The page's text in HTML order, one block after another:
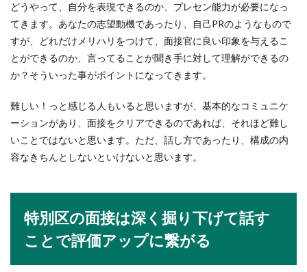
の？率先して電話出ると好印象
新入社員の人たちの中には、いつから会社の電話
対応をしたら良いのかわからない人もいますよ
ね。電話が苦手...
転勤が多い会社に勤めるのは大変！？
大切なのは家族の絆
どうやって、自分を表現できるのか、プレセン能力が必要になっ
てきます。あなたの志望動機であったり、自己PRのようなもので
すが、どれだけメリハリをつけて、面接官に良い印象を与えるこ
とができるのか、言ってることが聞き手に対して理解ができるの
か？そういった事がポイントになってきます。
難しい！っと感じる人もいると思いますが、基本的なコミュニケ
ーションがあり、面接をクリアできるのであれば、それほど難し
いことではないと思います。ただ、話し方であったり、構成の内
容なきちんとしないといけないと思います。
特別区の面接は深く掘り下げて話す
ことで評価アップに繋がる